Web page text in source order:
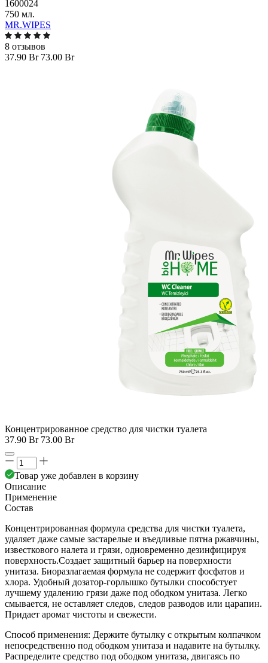
1600024
750 мл.
MR.WIPES
8 отзывов
37.90 Br 73.00 Br
Концентрированное средство для чистки туалета
37.90 Br 73.00 Br
Товар уже добавлен в корзину
Описание
Применение
Состав
Концентрированная формула средства для чистки туалета,
удаляет даже самые застарелые и въедливые пятна ржавчины,
известкового налета и грязи, одновременно дезинфицируя
поверхность.Создает защитный барьер на поверхности
унитаза. Биоразлагаемая формула не содержит фосфатов и
хлора. Удобный дозатор-горлышко бутылки способстует
лучшему удалению грязи даже под ободком унитаза. Легко
смывается, не оставляет следов, следов разводов или царапин.
Придает аромат чистоты и свежести.
Способ применения: Держите бутылку с открытым колпачком
непосредственно под ободком унитаза и надавите на бутылку.
Распределите средство под ободком унитаза, двигаясь по